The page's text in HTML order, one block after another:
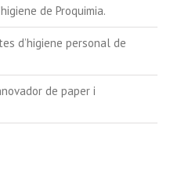
de Proquimia.
d’higiene personal de
de paper i